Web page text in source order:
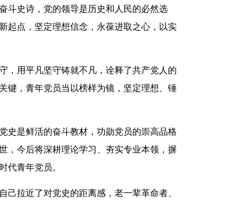
斗史诗，党的领导是历史和人民的必然选
起点，坚定理想信念，永葆进取之心，以实
，用平凡坚守铸就不凡，诠释了共产党人的
键，青年党员当以榜样为镜，坚定理想、锤
史是鲜活的奋斗教材，功勋党员的崇高品格
，今后将深耕理论学习、夯实专业本领，摒
青年党员。
拉近了对党史的距离感，老一辈革命者、